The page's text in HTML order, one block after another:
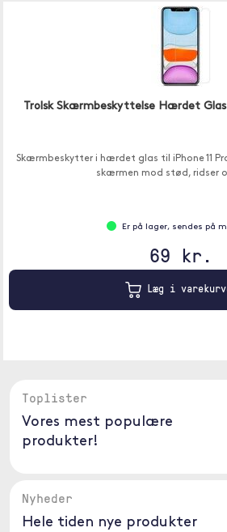
Trolsk Skærmbeskyttelse Hærdet Glas
Skærmbeskytter i hærdet glas til iPhone 11
skærmen mod stød, ridser
Er på lager, sendes på
69 kr.
Læg i
Toplister
Vores mest populære
produkter!
Nyheder
Hele tiden nye produkter